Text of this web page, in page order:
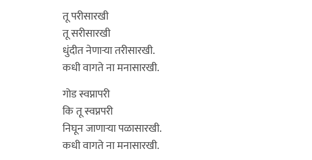
तू परीसारखी
तू सरीसारखी
धुंदीत नेणाऱ्या तरीसारखी.
कधी वागते ना मनासारखी.
गोड स्वप्नापरी
कि तू स्वप्नपरी
निघून जाणाऱ्या पळासारखी.
कधी वागते ना मनासारखी.